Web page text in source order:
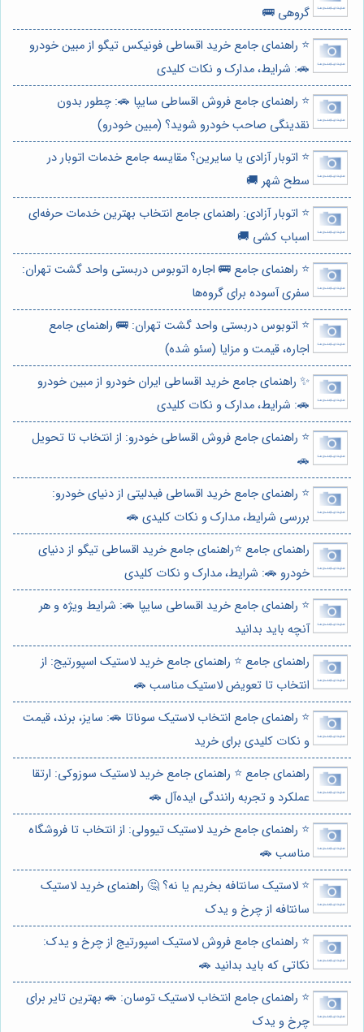
گروهی 🚌
⭐️ راهنمای جامع خرید اقساطی فونیکس تیگو از مبین خودرو
🚗: شرایط، مدارک و نکات کلیدی
⭐️ راهنمای جامع فروش اقساطی سایپا 🚗: چطور بدون
نقدینگی صاحب خودرو شوید؟ (مبین خودرو)
⭐️ اتوبار آزادی یا سایرین؟ مقایسه جامع خدمات اتوبار در
سطح شهر 🚚
⭐️ اتوبار آزادی: راهنمای جامع انتخاب بهترین خدمات حرفه‌ای
اسباب کشی 🚚
⭐️ راهنمای جامع 🚌 اجاره اتوبوس دربستی واحد گشت تهران:
سفری آسوده برای گروه‌ها
⭐️ اتوبوس دربستی واحد گشت تهران: 🚌 راهنمای جامع
اجاره، قیمت و مزایا (سئو شده)
✨ راهنمای جامع خرید اقساطی ایران خودرو از مبین خودرو
🚗: شرایط، مدارک و نکات کلیدی
⭐️ راهنمای جامع فروش اقساطی خودرو: از انتخاب تا تحویل
🚗
⭐️ راهنمای جامع خرید اقساطی فیدلیتی از دنیای خودرو:
بررسی شرایط، مدارک و نکات کلیدی 🚗
راهنمای جامع ⭐️راهنمای جامع خرید اقساطی تیگو از دنیای
خودرو 🚗: شرایط، مدارک و نکات کلیدی
⭐️ راهنمای جامع خرید اقساطی سایپا 🚗: شرایط ویژه و هر
آنچه باید بدانید
راهنمای جامع ⭐️ راهنمای جامع خرید لاستیک اسپورتیج: از
انتخاب تا تعویض لاستیک مناسب 🚗
⭐️ راهنمای جامع انتخاب لاستیک سوناتا 🚗: سایز، برند، قیمت
و نکات کلیدی برای خرید
راهنمای جامع ⭐️ راهنمای جامع خرید لاستیک سوزوکی: ارتقا
عملکرد و تجربه رانندگی ایده‌آل 🚗
⭐️ راهنمای جامع خرید لاستیک تیوولی: از انتخاب تا فروشگاه
مناسب 🚗
⭐️ لاستیک سانتافه بخریم یا نه؟ 🤔 راهنمای خرید لاستیک
سانتافه از چرخ و یدک
⭐️ راهنمای جامع فروش لاستیک اسپورتیج از چرخ و یدک:
نکاتی که باید بدانید 🚗
⭐️ راهنمای جامع انتخاب لاستیک توسان: 🚗 بهترین تایر برای
چرخ و یدک